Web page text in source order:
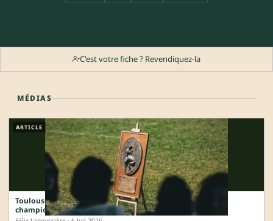
C'est votre fiche ? Revendiquez-la
MÉDIAS
ARTICLE
Toulouse, Vannes, Bastia : la carte de France complète des
champions 2025-2026